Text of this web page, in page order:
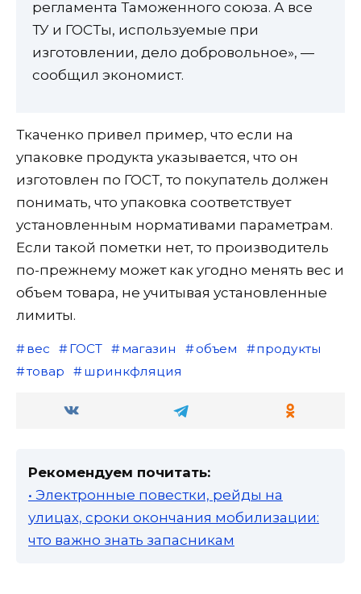
регламента Таможенного союза. А все
ТУ и ГОСТы, используемые при
изготовлении, дело добровольное», —
сообщил экономист.
Ткаченко привел пример, что если на
упаковке продукта указывается, что он
изготовлен по ГОСТ, то покупатель должен
понимать, что упаковка соответствует
установленным нормативами параметрам.
Если такой пометки нет, то производитель
по-прежнему может как угодно менять вес и
объем товара, не учитывая установленные
лимиты.
вес ГОСТ магазин объем
продукты
товар
шринкфляция
Рекомендуем почитать:
• Электронные повестки, рейды на
улицах, сроки окончания мобилизации:
что важно знать запасникам